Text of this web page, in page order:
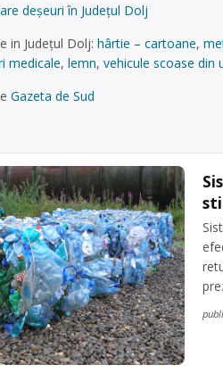
deşeuri în Județul Dolj
in Județul Dolj: hârtie – cartoane,
medicale, lemn, vehicule scoase din
Gazeta de Sud